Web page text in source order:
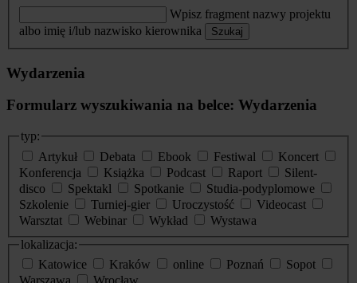
Wpisz fragment nazwy projektu
albo imię i/lub nazwisko kierownika
Szukaj
Wydarzenia
Formularz wyszukiwania na belce: Wydarzenia
typ:
Artykuł
Debata Ebook Festiwal
Koncert
Konferencja
Książka Podcast Raport
Silent-
disco
Spektakl Spotkanie
Studia-podyplomowe
Szkolenie
Turniej-gier Uroczystość
Videocast
Warsztat
Webinar Wykład
Wystawa
lokalizacja:
Katowice
Kraków online Poznań
Sopot